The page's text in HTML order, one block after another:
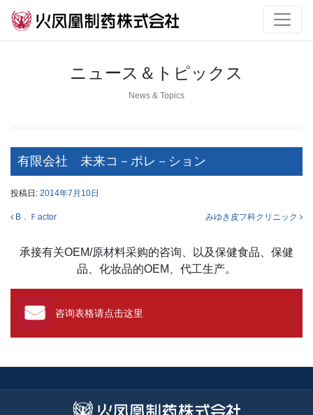
ニュース＆トピックス
News & Topics
有限会社 未来コ－ポレ－ション
投稿日: 2014年7月10日
投稿ナビゲーション
B．Ｆactor みゆき皮フ科クリニック
承接有关OEM/原材料采购的咨询、以及保健食品、保健
品、化妆品的OEM、代工生产。
咨询表格请点击这里